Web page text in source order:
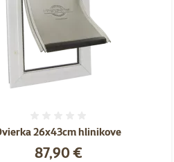
26x43cm hlinikove
Cena
87,90 €